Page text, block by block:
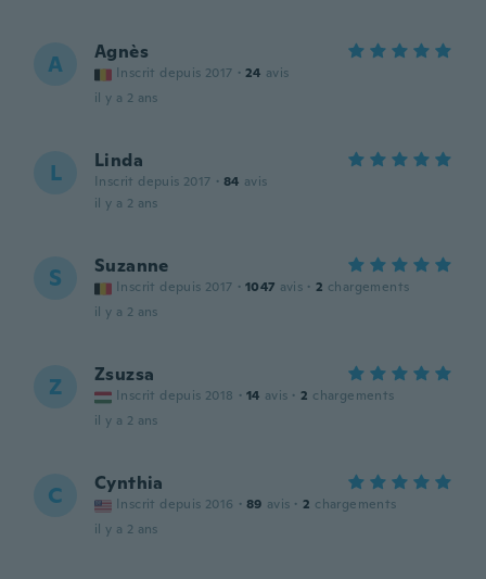
A Agnès
Inscrit depuis 2017 · 24 avis
il y a 2 ans
L Linda
Inscrit depuis 2017 · 84 avis
il y a 2 ans
S Suzanne
Inscrit depuis 2017 · 1047 avis · 2 chargements
il y a 2 ans
Z Zsuzsa
Inscrit depuis 2018 · 14 avis · 2 chargements
il y a 2 ans
C Cynthia
Inscrit depuis 2016 · 89 avis · 2 chargements
il y a 2 ans